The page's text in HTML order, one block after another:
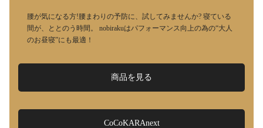
腰が気になる方!腰まわりの予防に、試してみませんか? 寝ている
間が、ととのう時間。 nobirakuはパフォーマンス向上の為の“大人
のお昼寝”にも最適！
商品を見る
CoCoKARAnext